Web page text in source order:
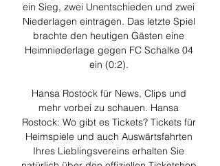
ein Sieg, zwei Unentschieden und zwei
Niederlagen eintragen. Das letzte Spiel
brachte den heutigen Gästen eine
Heimniederlage gegen FC Schalke 04
ein (0:2).
Hansa Rostock für News, Clips und
mehr vorbei zu schauen. Hansa
Rostock: Wo gibt es Tickets? Tickets für
Heimspiele und auch Auswärtsfahrten
Ihres Lieblingsvereins erhalten Sie